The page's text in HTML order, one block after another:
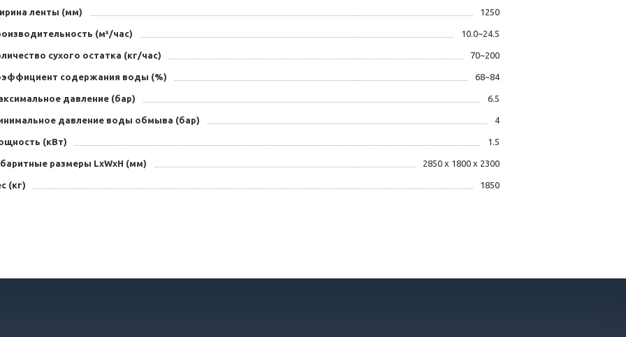
ленты (мм) 1250
(м³/час) 10.0~24.5
сухого остатка (кг/час) 70~200
содержания воды (%) 68~84
давление (бар) 6.5
давление воды обмыва (бар) 4
(кВт) 1.5
размеры LxWxH (мм) 2850 x 1800 x 2300
(кг) 1850